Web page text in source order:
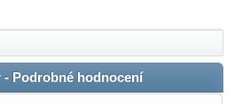
- Podrobné hodnocení